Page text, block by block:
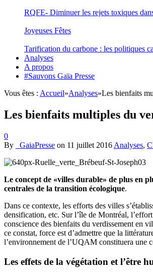
RQFE- Diminuer les rejets toxiques
Joyeuses Fêtes
Tarification du carbone : les politiques
Analyses
A propos
#Sauvons Gaïa Presse
Vous êtes : Accueil»Analyses»Les bienfaits
Les bienfaits multiples du
0
By
_GaiaPresse on 11 juillet 2016 Analyses,
Le concept de «villes durable» de plus en
centrales de la transition écologique.
Dans ce contexte, les efforts des villes
densification, etc. Sur l’île de Montréal,
conscience des bienfaits du verdissement en
ce constat, force est d’admettre que la
l’environnement de l’UQAM constituera une
Les effets de la végétation et l’être